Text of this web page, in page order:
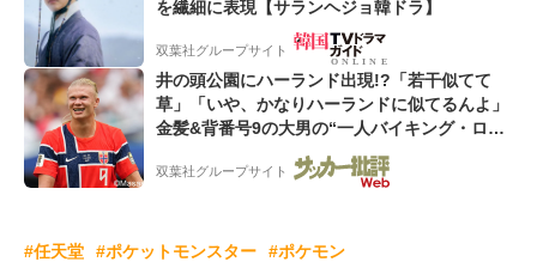
を繊細に表現【サランヘジョ韓ドラ】
双葉社グループサイト
井の頭公園にハーランド出現!?「若干似てて
草」「いや、かなりハーランドに似てるんよ」
金髪&背番号9の大男の“一人バイキング・ロ
ー”映像が話題!「元気をもらった」
双葉社グループサイト
#任天堂 #ポケットモンスター #ポケモン